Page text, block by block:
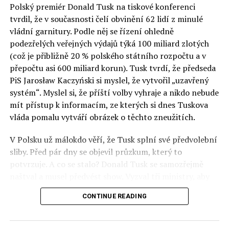
Otázky spojené s vývojem umělé inteligence budou na
fóru AI zvláště diskutovanou oblastí. Fórum AI bude
zahrnovat vyhrazenou tematickou trať skládající se z
panelů, prezentací, workshopů a speciálních akcí.
Budou diskutovány klíčové otázky vlivu umělé
inteligence ve společnosti, ale i v sektoru veřejných a
komerčních služeb. Budou se diskutovat problémy a
výzvy, kterým bude muset trh čelit tváří v tvář zásadním
technologickým změnám. Účastníci fóra také zváží, do
technologií umělé inteligence v mnoha oblastech života
umožní Evropské unii obnovit konkurenceschopnost ve
vztahu ke globálním ekonomikám a nutnosti zajistit
Polský premiér Donald Tusk na tiskové konferenci
tvrdil, že v současnosti čelí obvinění 62 lidí z minulé
vládní garnitury. Podle něj se řízení ohledně
podezřelých veřejných výdajů týká 100 miliard zlotých
(což je přibližně 20 % polského státního rozpočtu a v
přepočtu asi 600 miliard korun). Tusk tvrdí, že předseda
PiS Jarosław Kaczyński si myslel, že vytvořil „uzavřený
systém“. Myslel si, že příští volby vyhraje a nikdo nebude
mít přístup k informacím, ze kterých si dnes Tuskova
vláda pomalu vytváří obrázek o těchto zneužitích.
V Polsku už málokdo věří, že Tusk splní své předvolební
sliby. Před pár dny se objevil průzkum, který to
potvrzuje. A co se stalo? Donald Tusk se samozřejmě
před kamerami podepsali dohodu o stíhání členů PiS, a
ti poslušně ono divadlo předvedli. Andrzej Domański
CONTINUE READING